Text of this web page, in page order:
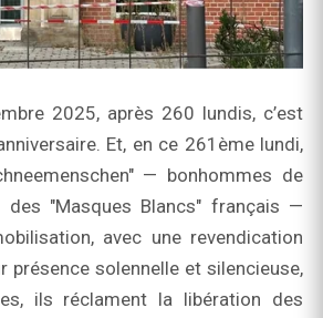
2025, après 260 lundis, c’est
Et, en ce 261ème lundi,
— bonhommes de
des "Masques Blancs" français —
avec une revendication
présence solennelle et silencieuse,
ils réclament la libération des